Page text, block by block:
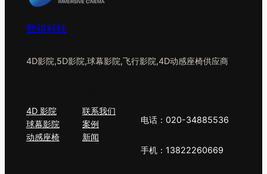
数祺科技
4D影院,5D影院,球幕影院,飞行影院,4D动感座椅供应商
4D 影院
球幕影院
动感座椅
联系我们
案例
新闻
电话：020-34885536
手机：13822260669